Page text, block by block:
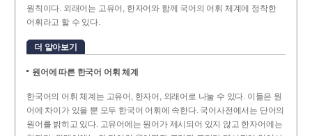
원칙이다. 외래어는 고유어, 한자어와 함께 국어의 어휘 체계에 정착한
어휘라고 할 수 있다.
더 알아보기
원어에 따른 한국어 어휘 체계
한국어의 어휘 체계는 고유어, 한자어, 외래어로 나눌 수 있다. 이들은 원
어에 차이가 있을 뿐 모두 한국어 어휘에 속한다. 국어사전에서는 단어의
원어를 밝히고 있다. 고유어에는 원어가 제시되어 있지 않고 한자어에는